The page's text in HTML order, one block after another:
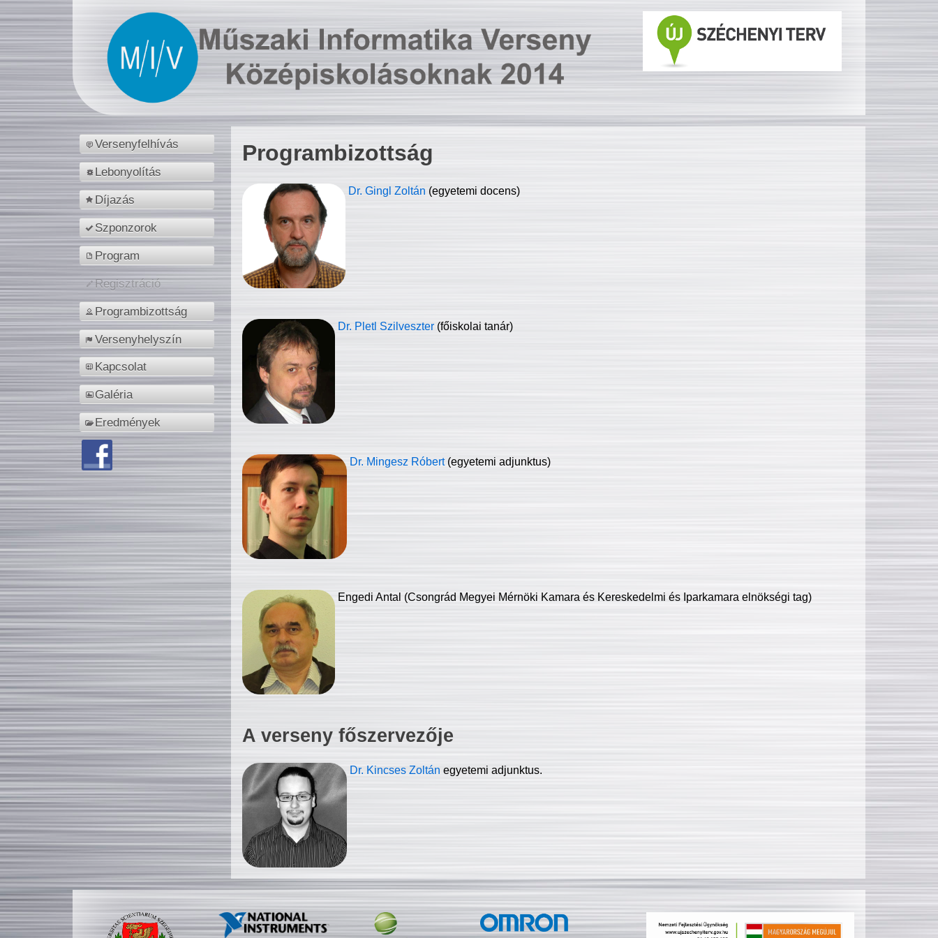
Versenyfelhívás
Lebonyolítás
Díjazás
Szponzorok
Program
Regisztráció
Programbizottság
Versenyhelyszín
Kapcsolat
Galéria
Eredmények
Programbizottság
Dr. Gingl Zoltán (egyetemi docens)
Dr. Pletl Szilveszter (főiskolai tanár)
Dr. Mingesz Róbert (egyetemi adjunktus)
Engedi Antal (Csongrád Megyei Mérnöki Kamara és Kereskedelmi és Iparkamara elnökségi tag)
A verseny főszervezője
Dr. Kincses Zoltán egyetemi adjunktus.